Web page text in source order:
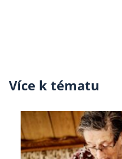
Více k tématu